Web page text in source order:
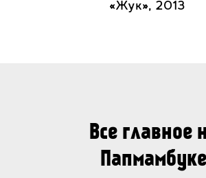
«Жук», 2013
Все главное
Папмамбуке